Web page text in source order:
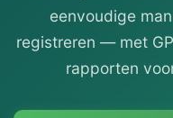
eenvoudige
registreren — met
rapporten